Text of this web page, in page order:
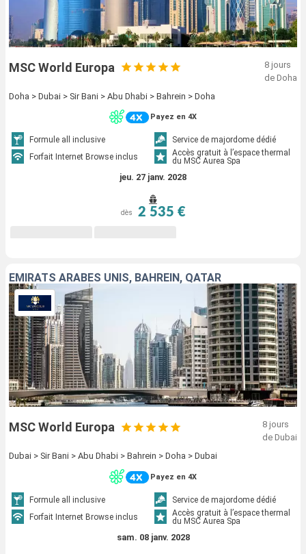
MSC World Europa
8 jours
de Doha
Doha > Dubai > Sir Bani > Abu Dhabi > Bahrein > Doha
Payez en 4X
Formule all inclusive
Service de majordome dédié
Forfait Internet Browse inclus
Accès gratuit à l’espace thermal
du MSC Aurea Spa
jeu. 27 janv. 2028
dès 2 535 €
EMIRATS ARABES UNIS, BAHREIN, QATAR
MSC World Europa
8 jours
de Dubai
Dubai > Sir Bani > Abu Dhabi > Bahrein > Doha > Dubai
Payez en 4X
Formule all inclusive
Service de majordome dédié
Forfait Internet Browse inclus
Accès gratuit à l’espace thermal
du MSC Aurea Spa
sam. 08 janv. 2028